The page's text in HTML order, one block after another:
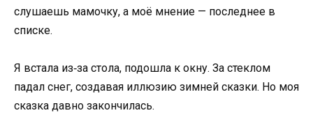
слушаешь мамочку, а моё мнение — последнее в
списке.
Я встала из‑за стола, подошла к окну. За стеклом
падал снег, создавая иллюзию зимней сказки. Но моя
сказка давно закончилась.